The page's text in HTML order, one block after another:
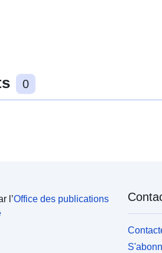
0
l’Office des publications